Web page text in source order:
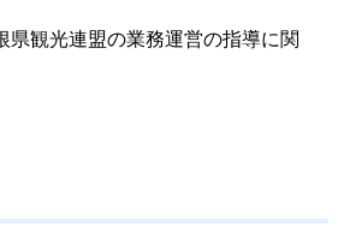
県観光連盟の業務運営の指導に関